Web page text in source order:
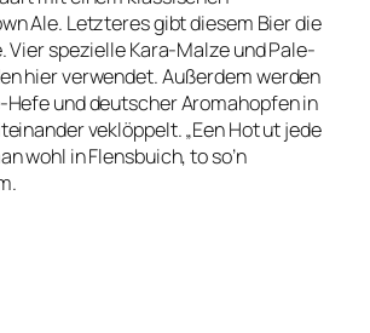
Ale. Letzteres gibt diesem Bier die
Vier spezielle Kara-Malze und Pale-
hier verwendet. Außerdem werden
und deutscher Aromahopfen in
veklöppelt. „Een Hot ut jede
wohl in Flensbuich, to so’n